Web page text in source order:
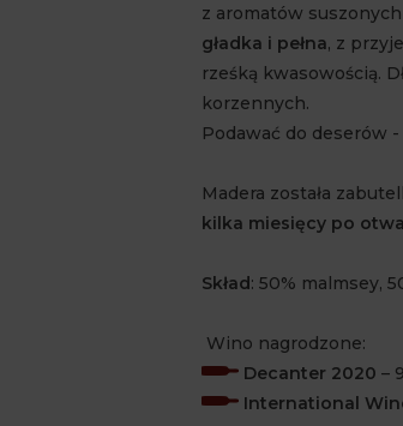
z aromatów
gładka i pełna, z
rześką kwasowością.
korzennych.
Podawać do deserów
Madera została
kilka miesięcy po
Skład: 50% malmsey,
Wino nagrodzone:
Decanter 2020 –
International